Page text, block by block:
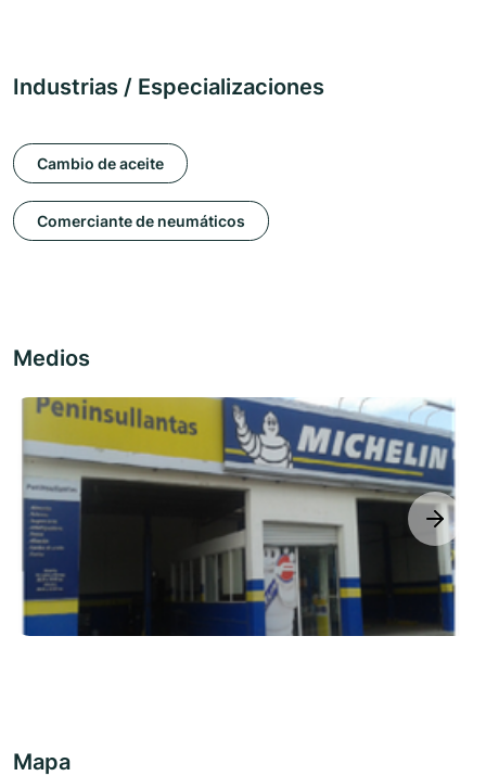
Industrias / Especializaciones
Cambio de aceite
Comerciante de neumáticos
Medios
next
Mapa